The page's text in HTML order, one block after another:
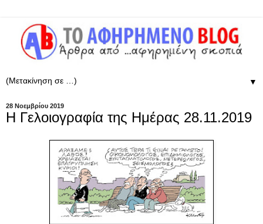
▼
28 Νοεμβρίου 2019
Η Γελοιογραφία της Ημέρας 28.11.2019